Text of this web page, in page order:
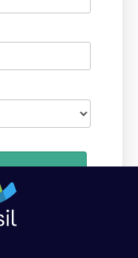
da ADIT